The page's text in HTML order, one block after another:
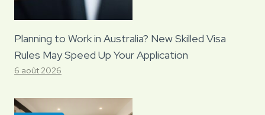
Planning to Work in Australia? New Skilled Visa
Rules May Speed Up Your Application
6 août 2026